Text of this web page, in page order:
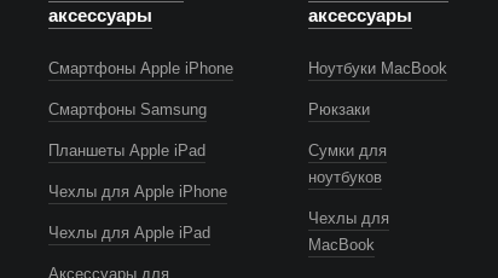
аксессуары
Смартфоны Apple iPhone
Смартфоны Samsung
Планшеты Apple iPad
Чехлы для Apple iPhone
Чехлы для Apple iPad
Аксессуары для
аксессуары
Ноутбуки MacBook
Рюкзаки
Сумки для
ноутбуков
Чехлы для
MacBook